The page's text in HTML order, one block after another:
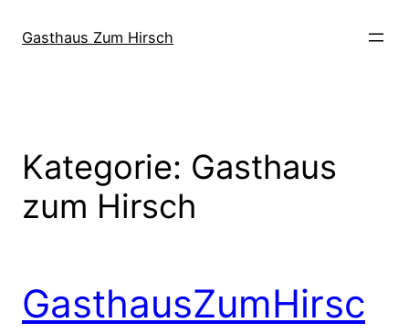
zumGasthaus Zum Hirsch
Kategorie: Gasthaus
zum Hirsch
GasthausZumHirsc